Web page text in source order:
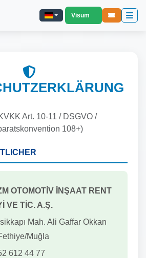
Visum
Art. 10-11 / DSGVO /
108+)
OTOMOTİV İNŞAAT RENT
VE TİC. A.Ş.
Mah. Ali Gaffar Okkan
Muğla
612 44 77